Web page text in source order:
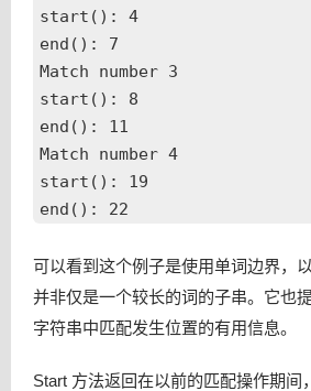
start(): 4
end(): 7
Match number 3
start(): 8
end(): 11
Match number 4
start(): 19
可以看到这个例子是使用单词边界，
并非仅是一个较长的词的子串。它也
字符串中匹配发生位置的有用信息。
Start 方法返回在以前的匹配操作期间